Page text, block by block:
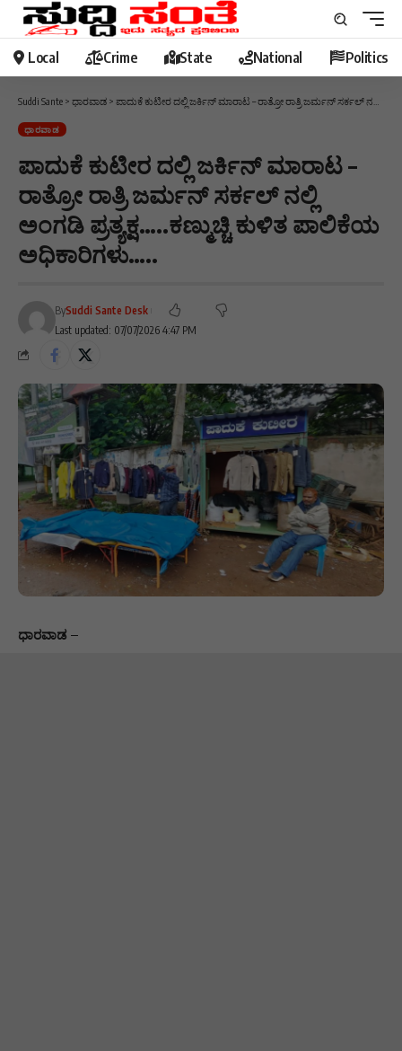
Local Crime State National Politics
Suddi Sante > ಧಾರವಾಡ > ಪಾದುಕೆ ಕುಟೀರ ದಲ್ಲಿ ಜರ್ಕಿನ್ ಮಾರಾಟ – ರಾತ್ರೋ ರಾತ್ರಿ ಜರ್ಮನ್ ಸರ್ಕಲ್ ನಲ್ಲಿ ಅಂಗಡಿ ಪ್ರತ್ಯಕ್ಷ…..ಕಣ್ಮುಚ್ಚಿ ಕುಳಿತ ಪಾಲಿಕೆಯ ಅಧಿಕಾರಿಗಳು…..
ಧಾರವಾಡ
ಪಾದುಕೆ ಕುಟೀರ ದಲ್ಲಿ ಜರ್ಕಿನ್ ಮಾರಾಟ –
ರಾತ್ರೋ ರಾತ್ರಿ ಜರ್ಮನ್ ಸರ್ಕಲ್ ನಲ್ಲಿ
ಅಂಗಡಿ ಪ್ರತ್ಯಕ್ಷ…..ಕಣ್ಮುಚ್ಚಿ ಕುಳಿತ ಪಾಲಿಕೆಯ
ಅಧಿಕಾರಿಗಳು…..
Last updated: 07/07/2026 4:47 PM
BySuddi Sante Desk
ಧಾರವಾಡ –